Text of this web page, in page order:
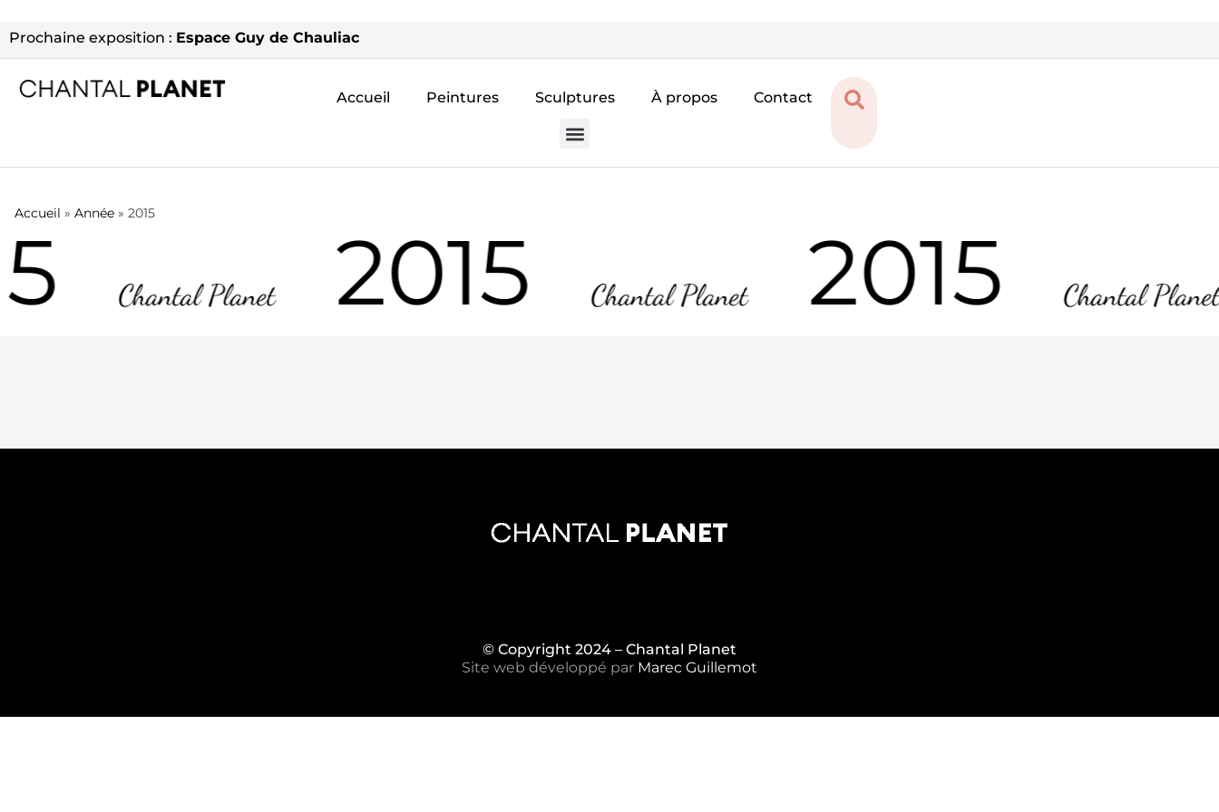
Prochaine exposition : Espace Guy de Chauliac
Accueil Peintures Sculptures À propos Contact
Accueil » Année » 2015
Chantal Planet 2015 Chantal Planet 2015 Chantal Planet
© Copyright 2024 – Chantal Planet
Site web développé par Marec Guillemot